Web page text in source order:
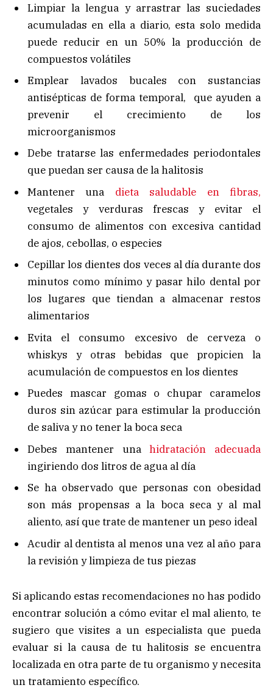
Limpiar la lengua y arrastrar las suciedades
acumuladas en ella a diario, esta solo medida
puede reducir en un 50% la producción de
compuestos volátiles
Emplear lavados bucales con sustancias
antisépticas de forma temporal, que ayuden a
prevenir el crecimiento de los
microorganismos
Debe tratarse las enfermedades periodontales
que puedan ser causa de la halitosis
Mantener una dieta saludable en fibras,
vegetales y verduras frescas y evitar el
consumo de alimentos con excesiva cantidad
de ajos, cebollas, o especies
Cepillar los dientes dos veces al día durante dos
minutos como mínimo y pasar hilo dental por
los lugares que tiendan a almacenar restos
alimentarios
Evita el consumo excesivo de cerveza o
whiskys y otras bebidas que propicien la
acumulación de compuestos en los dientes
Puedes mascar gomas o chupar caramelos
duros sin azúcar para estimular la producción
de saliva y no tener la boca seca
Debes mantener unahidratación adecuada
ingiriendo dos litros de agua al día
Se ha observado que personas con obesidad
son más propensas a la boca seca y al mal
aliento, así que trate de mantener un peso ideal
Acudir al dentista al menos una vez al año para
la revisión y limpieza de tus piezas
Si aplicando estas recomendaciones no has podido
encontrar solución a cómo evitar el mal aliento, te
sugiero que visites a un especialista que pueda
evaluar si la causa de tu halitosis se encuentra
localizada en otra parte de tu organismo y necesita
un tratamiento específico.